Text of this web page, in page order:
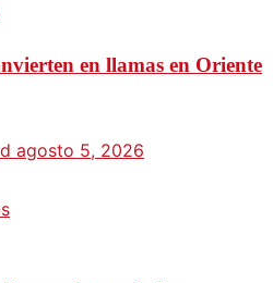
en llamas en Oriente
agosto 5, 2026